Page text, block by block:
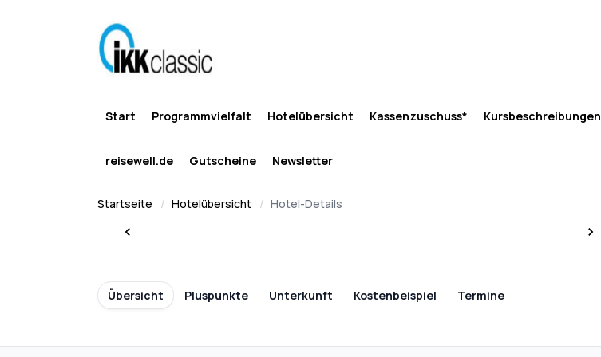
Start Programmvielfalt Hotelübersicht Kassenzuschuss* Kursbeschreibungen
reisewell.de Gutscheine Newsletter
Startseite Hotelübersicht Hotel-Details
Übersicht Pluspunkte Unterkunft Kostenbeispiel Termine